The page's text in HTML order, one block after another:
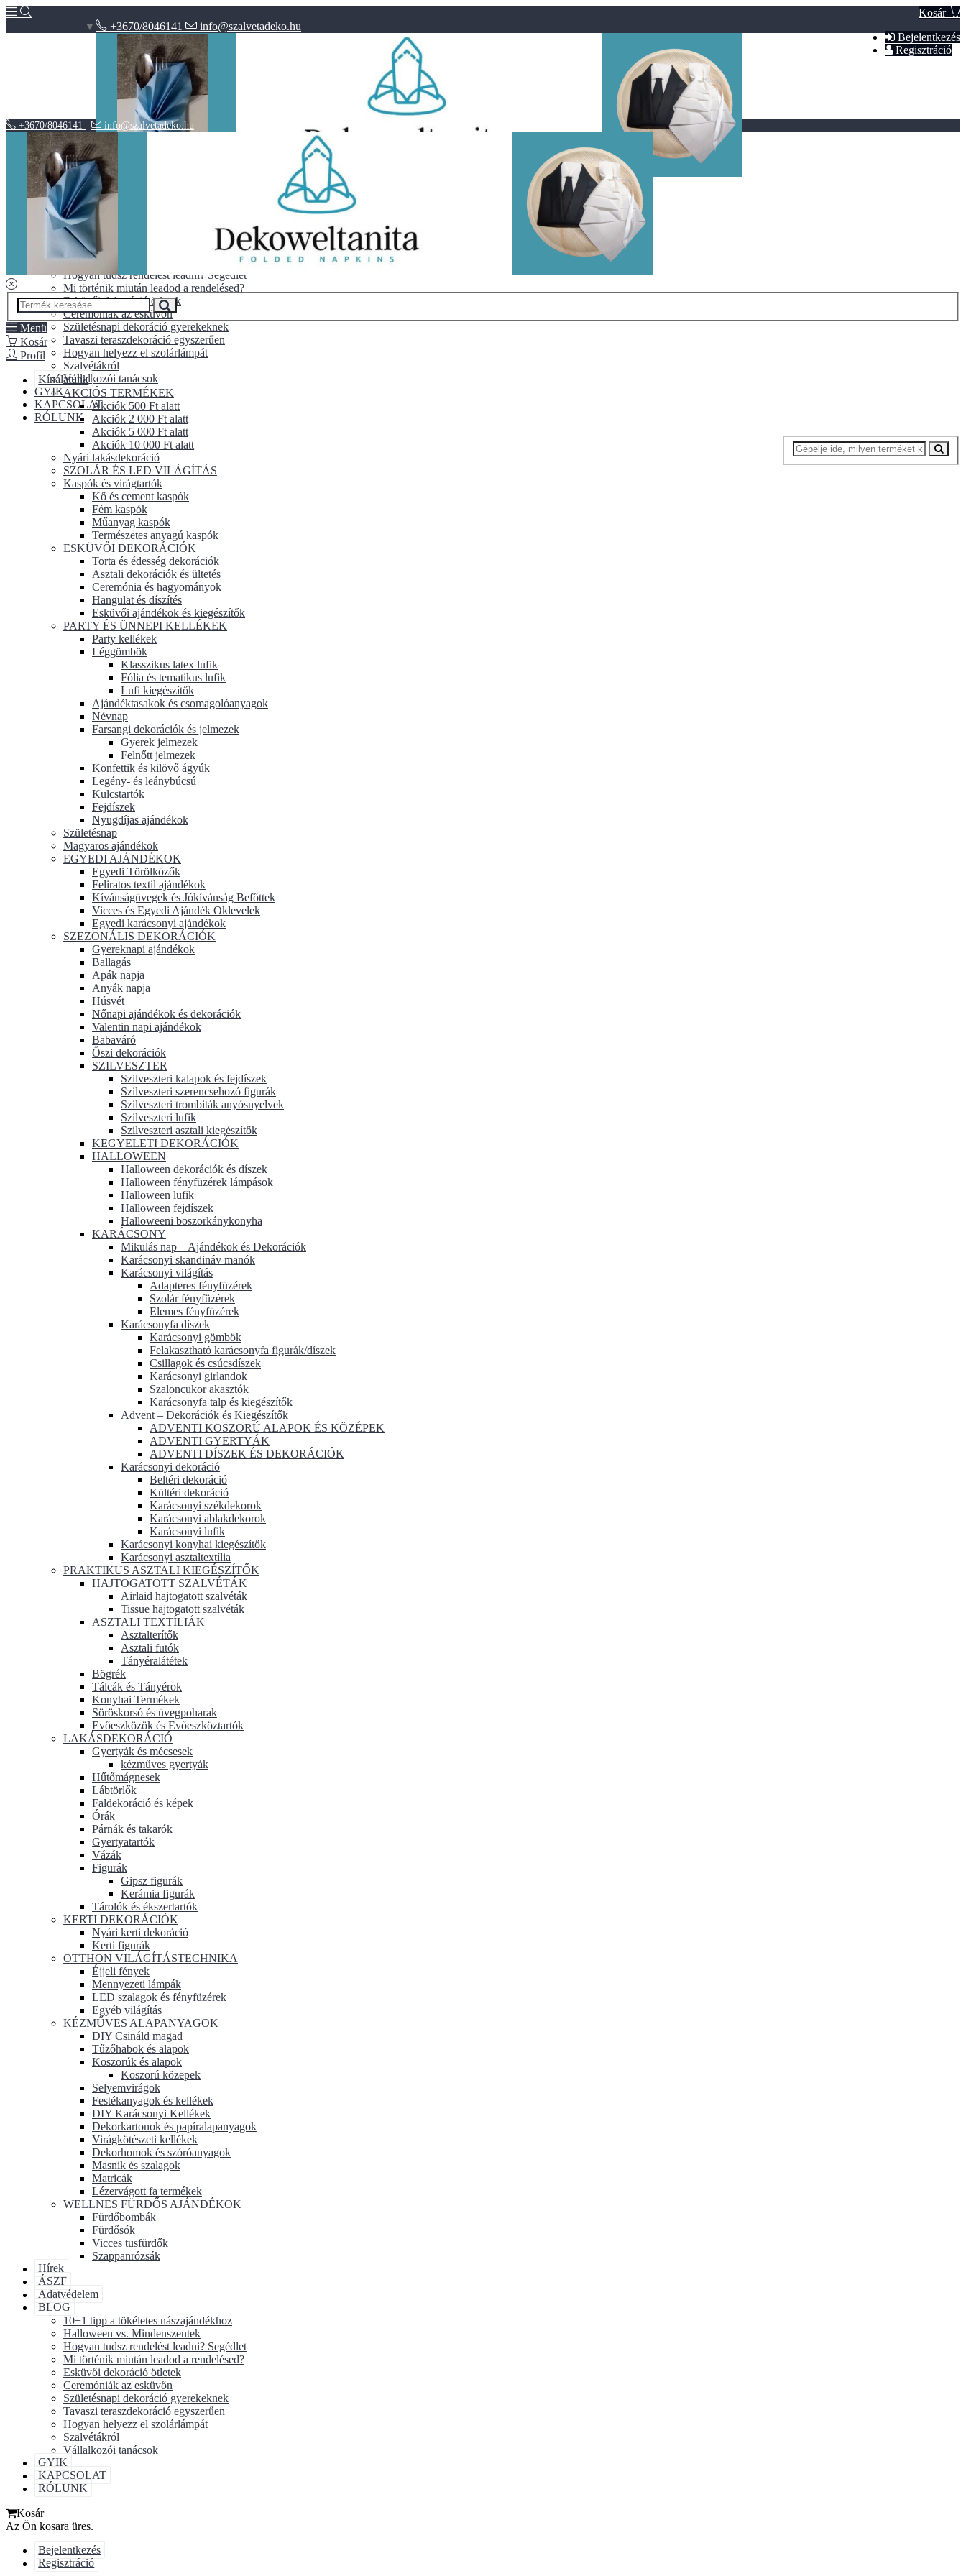
Kosár
Bejelentkezés
Regisztráció
▼ +3670/8046141 info@szalvetadeko.hu
Hírek
ÁSZF
Adatvédelem
BLOG
10+1 tipp a tökéletes nászajándékhoz
Halloween vs. Mindenszentek
Hogyan tudsz rendelést leadni? Segédlet
Mi történik miután leadod a rendelésed?
Esküvői dekoráció ötletek
Ceremóniák az esküvőn
Születésnapi dekoráció gyerekeknek
Tavaszi teraszdekoráció egyszerűen
Hogyan helyezz el szolárlámpát
Szalvétákról
Vállalkozói tanácsok
GYIK
KAPCSOLAT
RÓLUNK
+3670/8046141 info@szalvetadeko.hu
Menü
Kosár
Profil
Kínálatunk
AKCIÓS TERMÉKEK
Akciók 500 Ft alatt
Akciók 2 000 Ft alatt
Akciók 5 000 Ft alatt
Akciók 10 000 Ft alatt
Nyári lakásdekoráció
SZOLÁR ÉS LED VILÁGÍTÁS
Kaspók és virágtartók
Kő és cement kaspók
Fém kaspók
Műanyag kaspók
Természetes anyagú kaspók
ESKÜVŐI DEKORÁCIÓK
Torta és édesség dekorációk
Asztali dekorációk és ültetés
Ceremónia és hagyományok
Hangulat és díszítés
Esküvői ajándékok és kiegészítők
PARTY ÉS ÜNNEPI KELLÉKEK
Party kellékek
Léggömbök
Klasszikus latex lufik
Fólia és tematikus lufik
Lufi kiegészítők
Ajándéktasakok és csomagolóanyagok
Névnap
Farsangi dekorációk és jelmezek
Gyerek jelmezek
Felnőtt jelmezek
Konfettik és kilövő ágyúk
Legény- és leánybúcsú
Kulcstartók
Fejdíszek
Nyugdíjas ajándékok
Születésnap
Magyaros ajándékok
EGYEDI AJÁNDÉKOK
Egyedi Törölközők
Feliratos textil ajándékok
Kívánságüvegek és Jókívánság Befőttek
Vicces és Egyedi Ajándék Oklevelek
Egyedi karácsonyi ajándékok
SZEZONÁLIS DEKORÁCIÓK
Gyereknapi ajándékok
Ballagás
Apák napja
Anyák napja
Húsvét
Nőnapi ajándékok és dekorációk
Valentin napi ajándékok
Babaváró
Őszi dekorációk
SZILVESZTER
Szilveszteri kalapok és fejdíszek
Szilveszteri szerencsehozó figurák
Szilveszteri trombiták anyósnyelvek
Szilveszteri lufik
Szilveszteri asztali kiegészítők
KEGYELETI DEKORÁCIÓK
HALLOWEEN
Halloween dekorációk és díszek
Halloween fényfüzérek lámpások
Halloween lufik
Halloween fejdíszek
Halloweeni boszorkánykonyha
KARÁCSONY
Mikulás nap – Ajándékok és Dekorációk
Karácsonyi skandináv manók
Karácsonyi világítás
Adapteres fényfüzérek
Szolár fényfüzérek
Elemes fényfüzérek
Karácsonyfa díszek
Karácsonyi gömbök
Felakasztható karácsonyfa figurák/díszek
Csillagok és csúcsdíszek
Karácsonyi girlandok
Szaloncukor akasztók
Karácsonyfa talp és kiegészítők
Advent – Dekorációk és Kiegészítők
ADVENTI KOSZORÚ ALAPOK ÉS KÖZÉPEK
ADVENTI GYERTYÁK
ADVENTI DÍSZEK ÉS DEKORÁCIÓK
Karácsonyi dekoráció
Beltéri dekoráció
Kültéri dekoráció
Karácsonyi székdekorok
Karácsonyi ablakdekorok
Karácsonyi lufik
Karácsonyi konyhai kiegészítők
Karácsonyi asztaltextília
PRAKTIKUS ASZTALI KIEGÉSZÍTŐK
HAJTOGATOTT SZALVÉTÁK
Airlaid hajtogatott szalvéták
Tissue hajtogatott szalvéták
ASZTALI TEXTÍLIÁK
Asztalterítők
Asztali futók
Tányéralátétek
Bögrék
Tálcák és Tányérok
Konyhai Termékek
Söröskorsó és üvegpoharak
Evőeszközök és Evőeszköztartók
LAKÁSDEKORÁCIÓ
Gyertyák és mécsesek
kézműves gyertyák
Hűtőmágnesek
Lábtörlők
Faldekoráció és képek
Órák
Párnák és takarók
Gyertyatartók
Vázák
Figurák
Gipsz figurák
Kerámia figurák
Tárolók és ékszertartók
KERTI DEKORÁCIÓK
Nyári kerti dekoráció
Kerti figurák
OTTHON VILÁGÍTÁSTECHNIKA
Éjjeli fények
Mennyezeti lámpák
LED szalagok és fényfüzérek
Egyéb világítás
KÉZMŰVES ALAPANYAGOK
DIY Csináld magad
Tűzőhabok és alapok
Koszorúk és alapok
Koszorú közepek
Selyemvirágok
Festékanyagok és kellékek
DIY Karácsonyi Kellékek
Dekorkartonok és papíralapanyagok
Virágkötészeti kellékek
Dekorhomok és szóróanyagok
Masnik és szalagok
Matricák
Lézervágott fa termékek
WELLNES FÜRDŐS AJÁNDÉKOK
Fürdőbombák
Fürdősók
Vicces tusfürdők
Szappanrózsák
Hírek
ÁSZF
Adatvédelem
BLOG
10+1 tipp a tökéletes nászajándékhoz
Halloween vs. Mindenszentek
Hogyan tudsz rendelést leadni? Segédlet
Mi történik miután leadod a rendelésed?
Esküvői dekoráció ötletek
Ceremóniák az esküvőn
Születésnapi dekoráció gyerekeknek
Tavaszi teraszdekoráció egyszerűen
Hogyan helyezz el szolárlámpát
Szalvétákról
Vállalkozói tanácsok
GYIK
KAPCSOLAT
RÓLUNK
Kosár
Az Ön kosara üres.
Bejelentkezés
Regisztráció